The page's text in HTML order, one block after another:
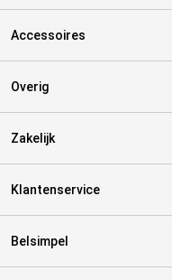
Accessoires
Overig
Zakelijk
Klantenservice
Belsimpel